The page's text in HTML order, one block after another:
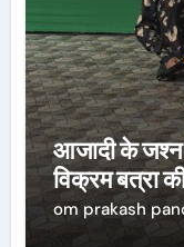
आजादी के जश्न
विक्रम बत्रा
om prakash